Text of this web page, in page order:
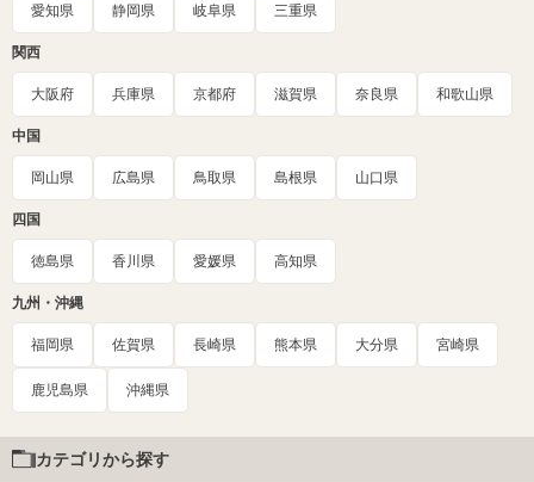
愛知県 静岡県 岐阜県 三重県
関西
大阪府 兵庫県 京都府 滋賀県 奈良県 和歌山県
中国
岡山県 広島県 鳥取県 島根県 山口県
四国
徳島県 香川県 愛媛県 高知県
九州・沖縄
福岡県 佐賀県 長崎県 熊本県 大分県 宮崎県
鹿児島県 沖縄県
カテゴリから探す